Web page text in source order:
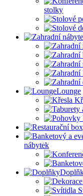
stolky
Lounge
nábytek